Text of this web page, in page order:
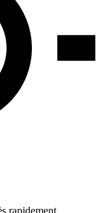
rapidement.